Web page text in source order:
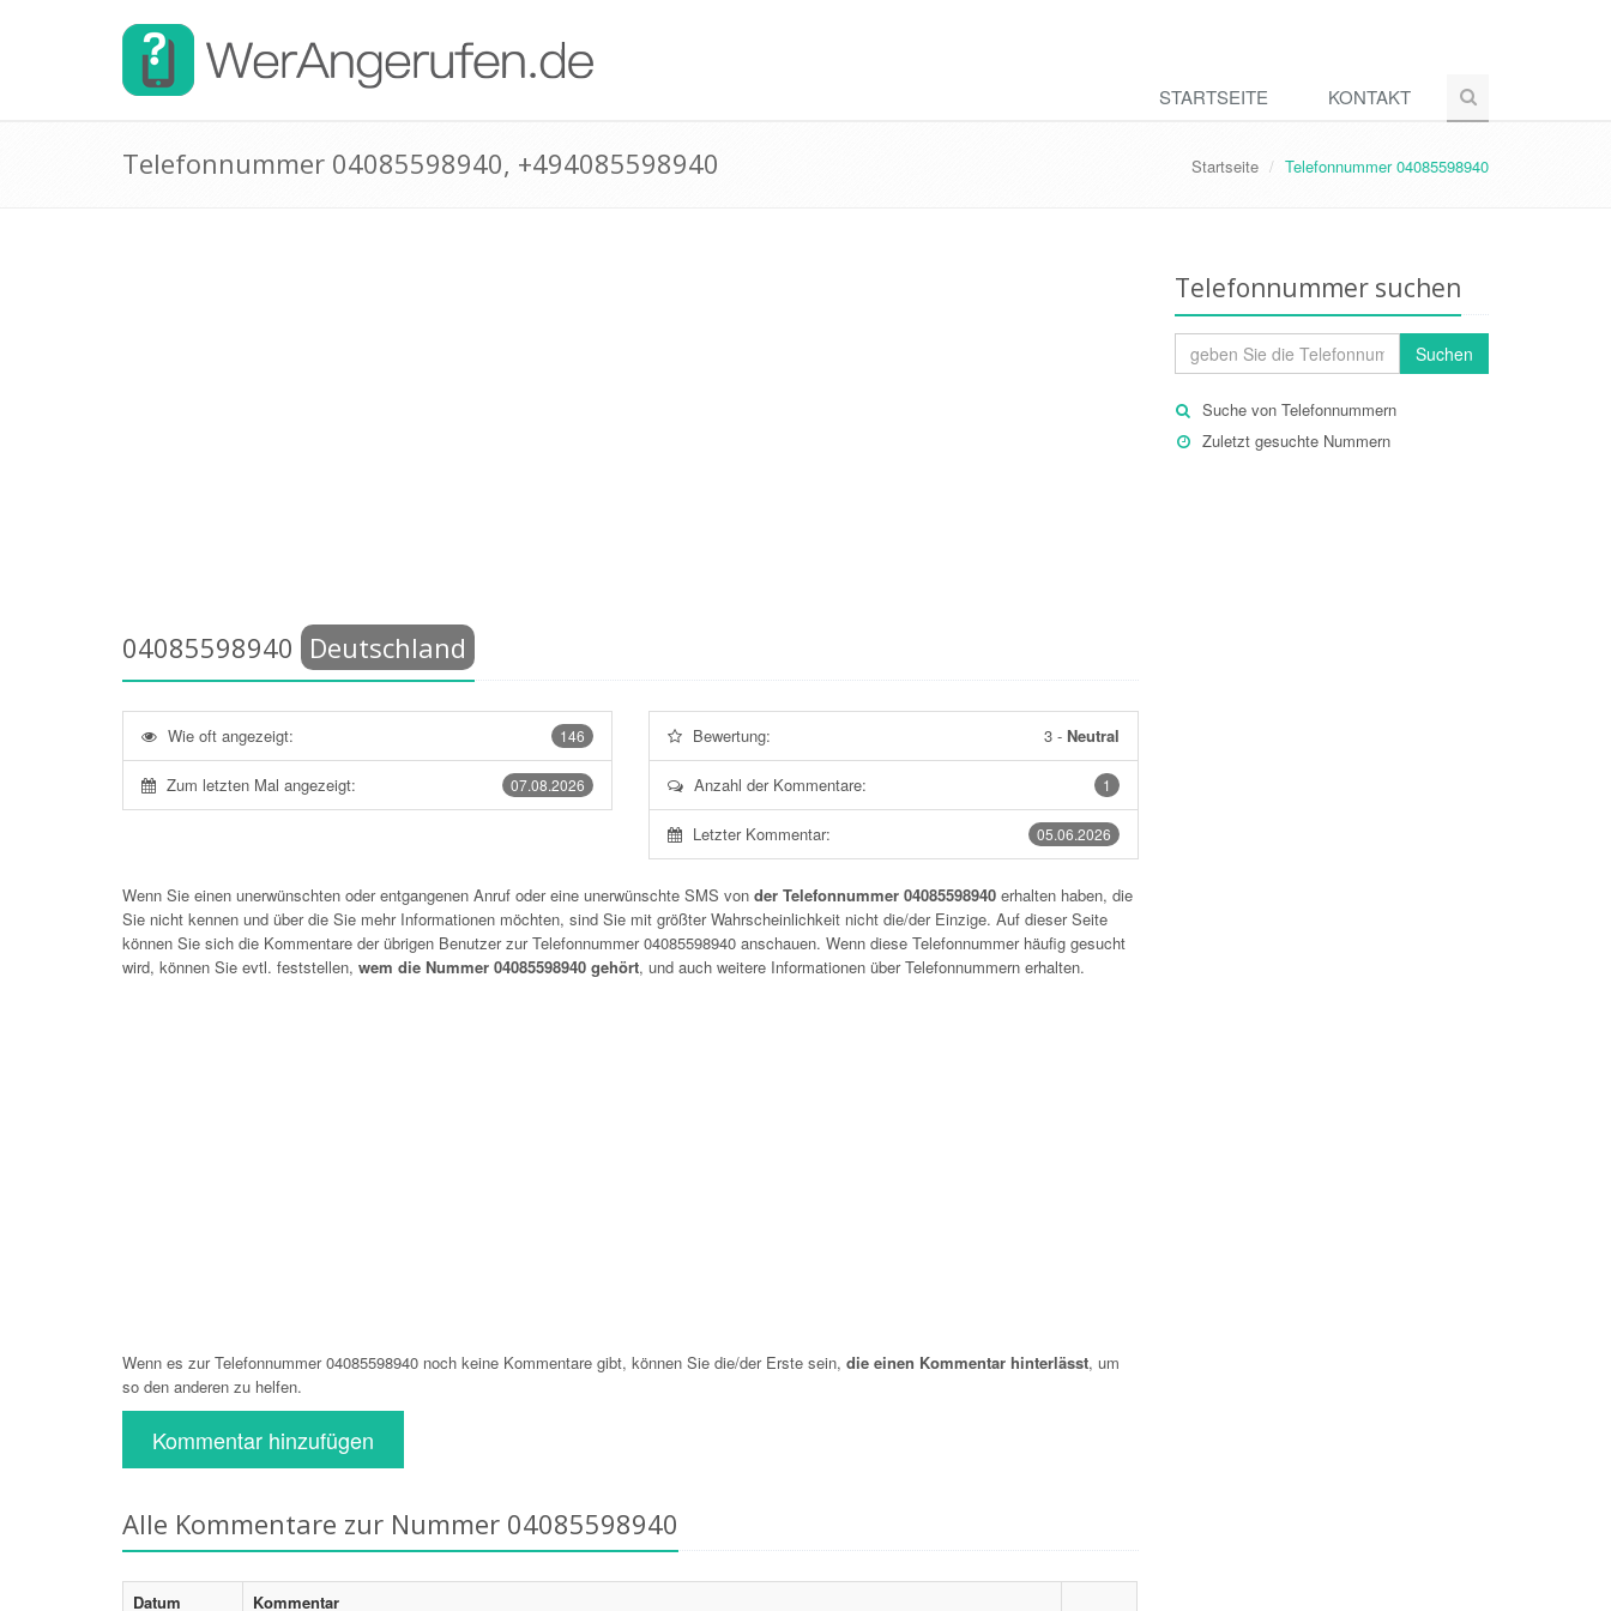
STARTSEITE KONTAKT
Telefonnummer 04085598940, +494085598940 Startseite Telefonnummer 04085598940
04085598940 Deutschland
146
Wie oft angezeigt:
07.08.2026
Zum letzten Mal angezeigt:
Bewertung: 3- Neutral
1
Anzahl der Kommentare:
05.06.2026
Letzter Kommentar:
Wenn Sie einen unerwünschten oder entgangenen Anruf oder eine unerwünschte SMS von der Telefonnummer 04085598940 erhalten haben, die
Sie nicht kennen und über die Sie mehr Informationen möchten, sind Sie mit größter Wahrscheinlichkeit nicht die/der Einzige. Auf dieser Seite
können Sie sich die Kommentare der übrigen Benutzer zur Telefonnummer04085598940 anschauen. Wenn diese Telefonnummer häufig gesucht
wird, können Sie evtl. feststellen, wem die Nummer 04085598940 gehört, und auch weitere Informationen über Telefonnummern erhalten.
Wenn es zur Telefonnummer 04085598940 noch keine Kommentare gibt, können Sie die/der Erste sein, die einen Kommentar hinterlässt, um
so den anderen zu helfen.
Kommentar hinzufügen
Alle Kommentare zur Nummer 04085598940
Datum
Kommentar
Telefonnummer suchen
Suchen
Suche von Telefonnummern
Zuletzt gesuchte Nummern